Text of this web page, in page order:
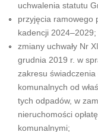
uchwalenia statutu
przyjęcia ramowego
kadencji 2024–2029;
zmiany uchwały Nr
grudnia 2019 r. w
zakresu
komunalnych od
tych odpadów, w
nieruchomości
komunalnymi;